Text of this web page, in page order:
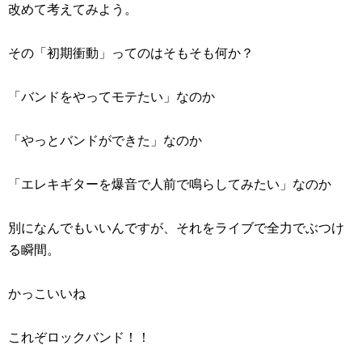
改めて考えてみよう。
その「初期衝動」ってのはそもそも何か？
「バンドをやってモテたい」なのか
「やっとバンドができた」なのか
「エレキギターを爆音で人前で鳴らしてみたい」なのか
別になんでもいいんですが、それをライブで全力でぶつけ
る瞬間。
かっこいいね
これぞロックバンド！！